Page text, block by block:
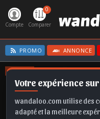
Votre expérience
wandaloo.com utilise des
adapté et la meilleure
Compte
0
Comparer
PROMO ANNONCE
OFFRES
FORMENTOR SELTOS